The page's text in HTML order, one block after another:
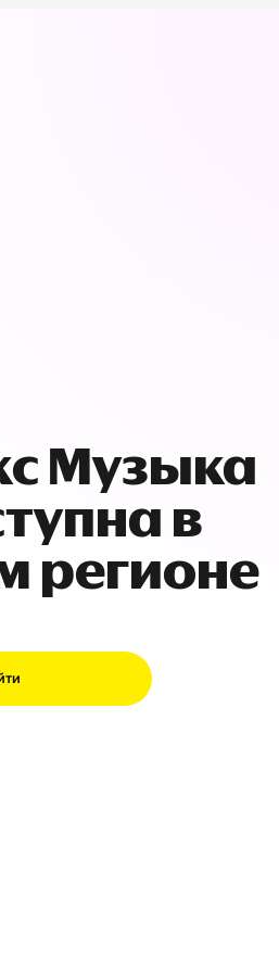
Музыка
в
регионе